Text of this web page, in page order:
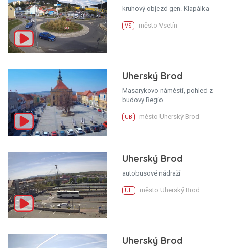
kruhový objezd gen. Klapálka
VS město Vsetín
Uherský Brod
Masarykovo náměstí, pohled z
budovy Regio
UB město Uherský Brod
Uherský Brod
autobusové nádraží
UH město Uherský Brod
Uherský Brod